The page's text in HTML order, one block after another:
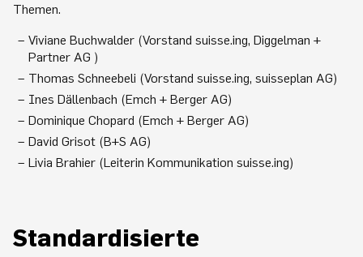
Themen.
Viviane Buchwalder (Vorstand suisse.ing, Diggelman +
Partner AG )
Thomas Schneebeli (Vorstand suisse.ing, suisseplan AG)
Ines Dällenbach (Emch + Berger AG)
Dominique Chopard (Emch + Berger AG)
David Grisot (B+S AG)
Livia Brahier (Leiterin Kommunikation suisse.ing)
Standardisierte